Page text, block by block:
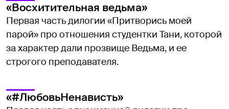
«Восхитительная ведьма»
Первая часть дилогии «Притворись моей
парой» про отношения студентки Тани, которой
за характер дали прозвище Ведьма, и ее
строгого преподавателя.
«#ЛюбовьНенависть»